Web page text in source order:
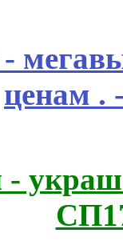
ценам .